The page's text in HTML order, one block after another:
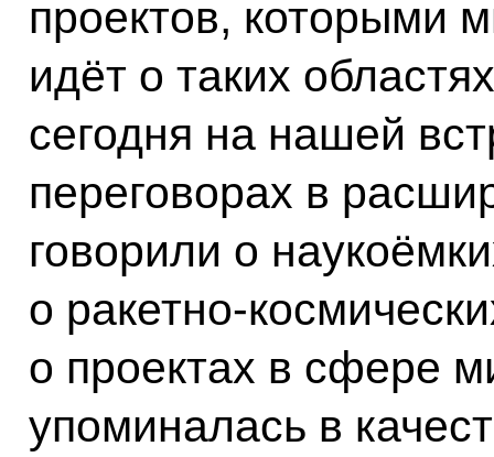
проектов, которыми
идёт о таких
сегодня на нашей
переговорах в
говорили о
о ракетно-
о проектах в сфере
упоминалась в